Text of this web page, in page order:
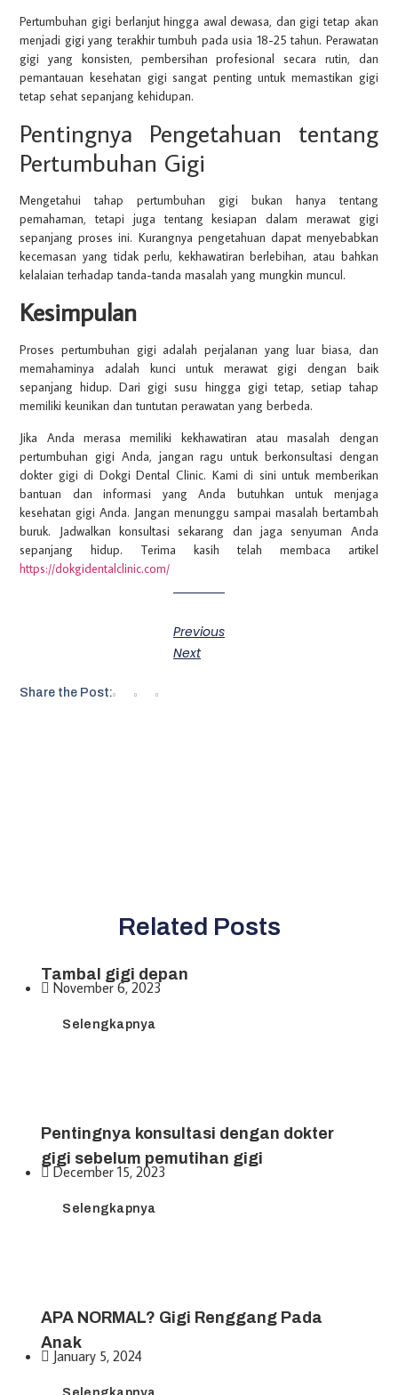
Pertumbuhan gigi berlanjut hingga awal dewasa, dan gigi tetap akan
menjadi gigi yang terakhir tumbuh pada usia 18-25 tahun. Perawatan
gigi yang konsisten, pembersihan profesional secara rutin, dan
pemantauan kesehatan gigi sangat penting untuk memastikan gigi
tetap sehat sepanjang kehidupan.
Pentingnya Pengetahuan tentang
Pertumbuhan Gigi
Mengetahui tahap pertumbuhan gigi bukan hanya tentang
pemahaman, tetapi juga tentang kesiapan dalam merawat gigi
sepanjang proses ini. Kurangnya pengetahuan dapat menyebabkan
kecemasan yang tidak perlu, kekhawatiran berlebihan, atau bahkan
kelalaian terhadap tanda-tanda masalah yang mungkin muncul.
Kesimpulan
Proses pertumbuhan gigi adalah perjalanan yang luar biasa, dan
memahaminya adalah kunci untuk merawat gigi dengan baik
sepanjang hidup. Dari gigi susu hingga gigi tetap, setiap tahap
memiliki keunikan dan tuntutan perawatan yang berbeda.
Jika Anda merasa memiliki kekhawatiran atau masalah dengan
pertumbuhan gigi Anda, jangan ragu untuk berkonsultasi dengan
dokter gigi di Dokgi Dental Clinic. Kami di sini untuk memberikan
bantuan dan informasi yang Anda butuhkan untuk menjaga
kesehatan gigi Anda. Jangan menunggu sampai masalah bertambah
buruk. Jadwalkan konsultasi sekarang dan jaga senyuman Anda
sepanjang hidup. Terima kasih telah membaca artikel
https://dokgidentalclinic.com/
Previous
Next
Share the Post:
Related Posts
Tambal gigi depan
November 6, 2023
Selengkapnya
Pentingnya konsultasi dengan dokter
gigi sebelum pemutihan gigi
December 15, 2023
Selengkapnya
APA NORMAL? Gigi Renggang Pada
Anak
January 5, 2024
Selengkapnya